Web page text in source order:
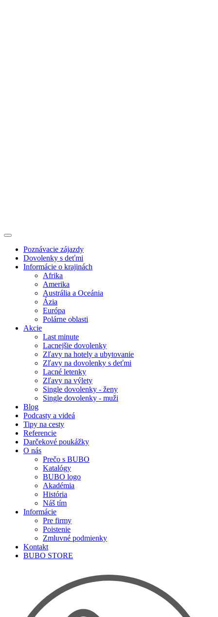
Poznávacie zájazdy
Dovolenky s deťmi
Informácie o krajinách
Afrika
Amerika
Austrália a Oceánia
Ázia
Európa
Polárne oblasti
Akcie
Last minute
Lacnejšie dovolenky
Zľavy na hotely a ubytovanie
Zľavy na dovolenky s deťmi
Lacné letenky
Zľavy na výlety
Single dovolenky - ženy
Single dovolenky - muži
Blog
Podcasty a videá
Tipy na cesty
Referencie
Darčekové poukážky
O nás
Prečo s BUBO
Katalógy
BUBO logo
Akadémia
História
Náš tím
Informácie
Pre firmy
Poistenie
Zmluvné podmienky
Kontakt
BUBO STORE